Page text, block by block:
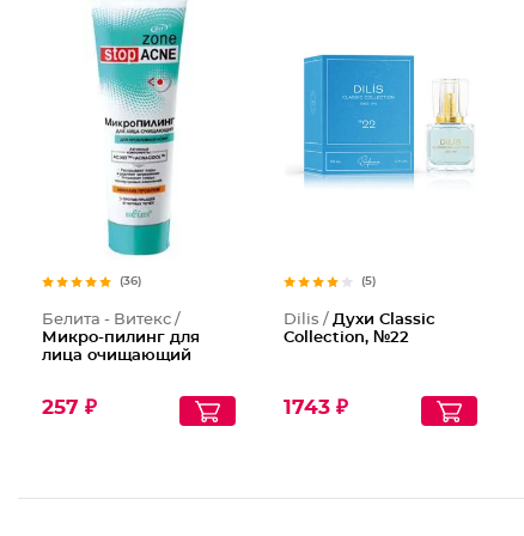
(36)
Белита - Витекс /
Микро-пилинг для
лица очищающий
257 ₽
Духи Cl
(5)
Dilis / Духи Classic
Collection, №22
1743 ₽